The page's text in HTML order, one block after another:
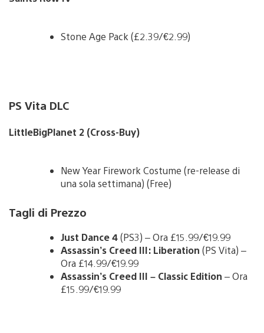
Stone Age Pack (£2.39/€2.99)
PS Vita DLC
LittleBigPlanet 2 (Cross-Buy)
New Year Firework Costume (re-release di
una sola settimana) (Free)
Tagli di Prezzo
Just Dance 4(PS3) – Ora £15.99/€19.99
Assassin’s Creed III: Liberation (PS Vita) –
Ora £14.99/€19.99
Assassin’s Creed III – Classic Edition – Ora
£15.99/€19.99